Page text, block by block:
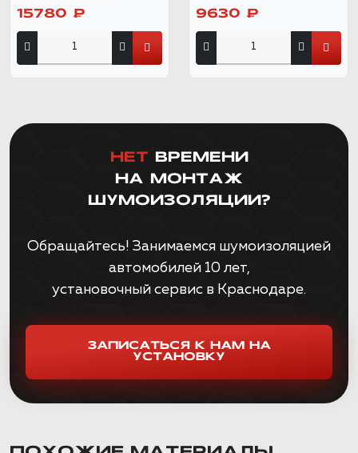
15780 ₽ 9630 ₽
НЕТ ВРЕМЕНИ
НА МОНТАЖ
ШУМОИЗОЛЯЦИИ?
Обращайтесь! Занимаемся шумоизоляцией
автомобилей 10 лет,
установочный сервис в Краснодаре.
ЗАПИСАТЬСЯ К НАМ НА
УСТАНОВКУ